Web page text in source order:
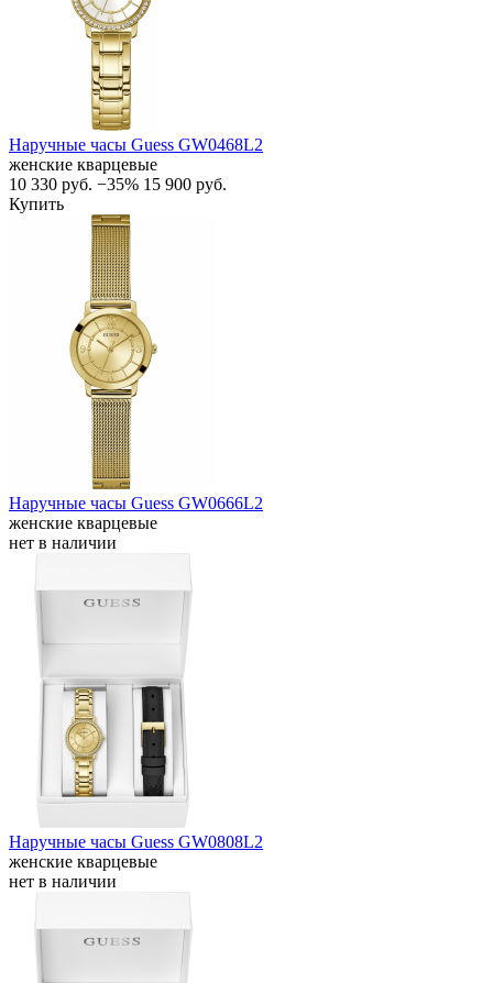
Наручные часы Guess GW0468L2
женские кварцевые
10 330 руб. −35% 15 900 руб.
Купить
Наручные часы Guess GW0666L2
женские кварцевые
нет в наличии
Наручные часы Guess GW0808L2
женские кварцевые
нет в наличии